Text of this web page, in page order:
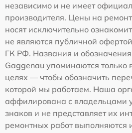
независимо и не имеет
производителя. Цены на
носят исключительно
не являются публичной
ГК РФ. Названия и
Gaggenau упоминаются
целях — чтобы обозначить
которой мы работаем. Наша
аффилирована с владельцами
знаков и не представляет их
ремонтных работ выполняются